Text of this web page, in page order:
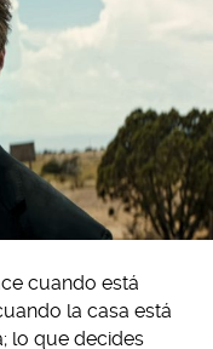
cuando está
la casa está
lo que decides